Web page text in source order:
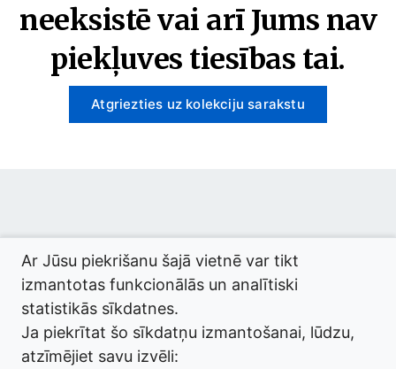
neeksistē vai arī Jums nav
piekļuves tiesības tai.
Atgriezties uz kolekciju sarakstu
© 2026 termini.gov.lv. Izstrādātājs:Tilde.
Ar Jūsu piekrišanu šajā vietnē var tikt
izmantotas funkcionālās un analītiski
statistikās sīkdatnes.
Ja piekrītat šo sīkdatņu izmantošanai, lūdzu,
atzīmējiet savu izvēli: